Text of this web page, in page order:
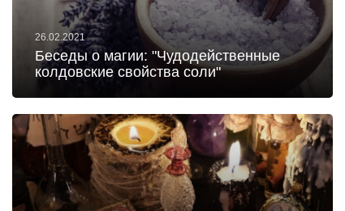
26.02.2021
Беседы о магии: "Чудодейственные
колдовские свойства соли"